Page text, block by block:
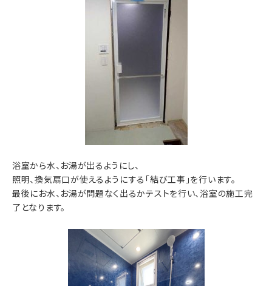
浴室から水、お湯が出るようにし、
照明、換気扇口が使えるようにする「結び工事」を行います。
最後にお水、お湯が問題なく出るかテストを行い、浴室の施工完
了となります。